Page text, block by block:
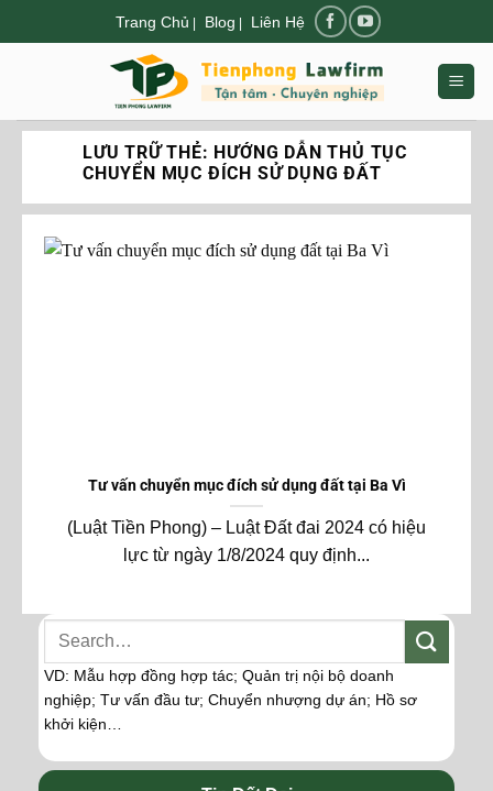
đến
Trang Chủ | Blog | Liên Hệ
LƯU TRỮ THẺ: HƯỚNG DẪN THỦ TỤC
CHUYỂN MỤC ĐÍCH SỬ DỤNG ĐẤT
Tư vấn chuyển mục đích sử dụng đất tại Ba Vì
(Luật Tiền Phong) – Luật Đất đai 2024 có hiệu
lực từ ngày 1/8/2024 quy định...
VD: Mẫu hợp đồng hợp tác; Quản trị nội bộ doanh
nghiệp; Tư vấn đầu tư; Chuyển nhượng dự án; Hồ sơ
khởi kiện…